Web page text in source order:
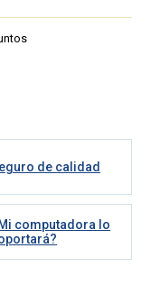
de calidad
computadora lo